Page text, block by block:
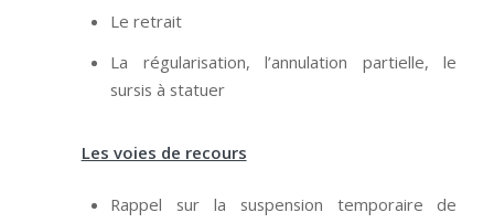
Le retrait
La régularisation, l’annulation partielle, le
sursis à statuer
Les voies de recours
Rappel sur la suspension temporaire de